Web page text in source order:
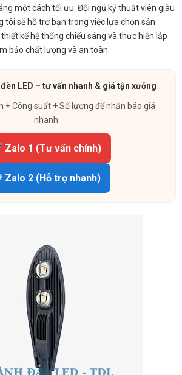
một cách tối ưu. Đội ngũ kỹ thuật viên giàu
tôi sẽ hỗ trợ bạn trong việc lựa chọn sản
kế hệ thống chiếu sáng và thực hiện lắp
bảo chất lượng và an toàn.
LED – tư vấn nhanh & giá tận xưởng
+ Công suất + Số lượng để nhận báo giá
nhanh
Zalo 1 (Tư vấn chính)
Zalo 2 (Hỗ trợ nhanh)